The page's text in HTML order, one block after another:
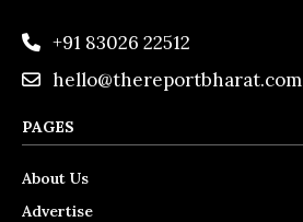
+91 83026 22512
hello@thereportbharat.com
PAGES
About Us
Advertise